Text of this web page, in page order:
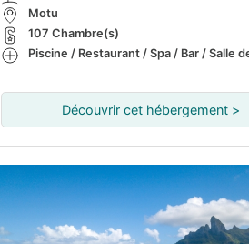
Motu
107 Chambre(s)
Piscine / Restaurant / Spa / Bar / Salle
Découvrir cet hébergement >